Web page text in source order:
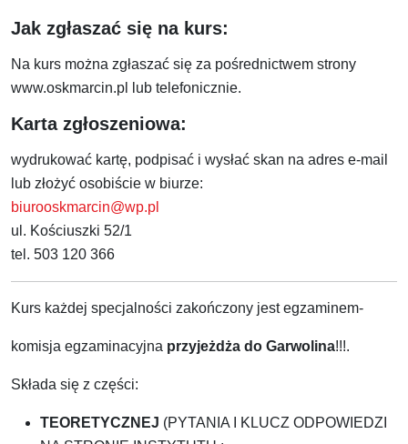
Jak zgłaszać się na kurs:
Na kurs można zgłaszać się za pośrednictwem strony
www.oskmarcin.pl lub telefonicznie.
Karta zgłoszeniowa:
wydrukować kartę, podpisać i wysłać skan na adres e-mail
lub złożyć osobiście w biurze:
biurooskmarcin@wp.pl
ul. Kościuszki 52/1
tel. 503 120 366
Kurs każdej specjalności zakończony jest egzaminem-
komisja egzaminacyjna przyjeżdża do Garwolina!!!.
Składa się z części:
TEORETYCZNEJ (PYTANIA I KLUCZ ODPOWIEDZI